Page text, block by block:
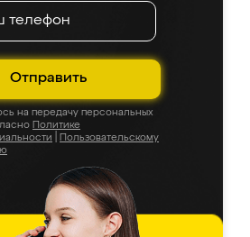
Отправить
на передачу персональных
Политике
Пользовательскому